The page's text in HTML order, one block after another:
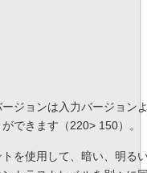
ジョンは入力バージョン
できます（220> 150）。
を使用して、暗い、明る